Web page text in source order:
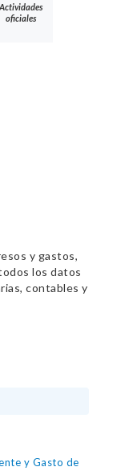
Actividades
oficiales
y gastos,
los datos
contables y
y Gasto de